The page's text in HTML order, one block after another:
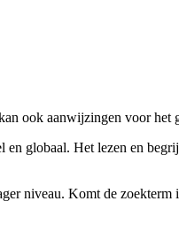
ook aanwijzingen voor het
globaal. Het lezen en
niveau. Komt de zoekterm